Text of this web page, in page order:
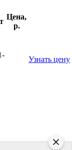
Цена,
р.
Узнать цену